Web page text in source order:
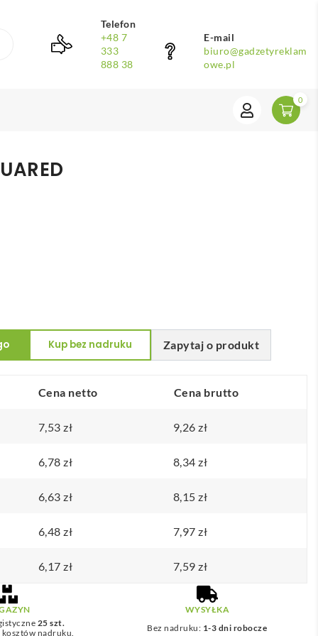
Telefon
+48 7
333
888 38
E-mail
biuro@gadzetyreklam
owe.pl
0
Zapytaj o produkt
Kup bez nadruku
Cena netto Cena brutto
7,53zł 9,26zł
6,78zł 8,34zł
6,63zł 8,15zł
6,48zł 7,97zł
6,17zł 7,59zł
25 szt.
nadruku.
WYSYŁKA
Bez nadruku: 1-3 dni robocze